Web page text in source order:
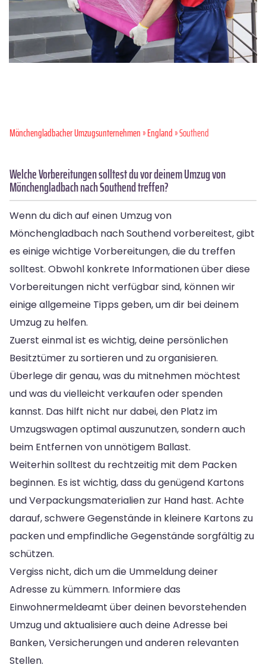
Mönchen­gladbacher Umzugsunternehmen»England» Southend
Welche Vorbereitungen solltest du vor deinem Umzug von
Mönchengladbach nach Southend treffen?
Wenn du dich auf einen Umzug von
Mönchengladbach nach Southend vorbereitest, gibt
es einige wichtige Vorbereitungen, die du treffen
solltest. Obwohl konkrete Informationen über diese
Vorbereitungen nicht verfügbar sind, können wir
einige allgemeine Tipps geben, um dir bei deinem
Umzug zu helfen.
Zuerst einmal ist es wichtig, deine persönlichen
Besitztümer zu sortieren und zu organisieren.
Überlege dir genau, was du mitnehmen möchtest
und was du vielleicht verkaufen oder spenden
kannst. Das hilft nicht nur dabei, den Platz im
Umzugswagen optimal auszunutzen, sondern auch
beim Entfernen von unnötigem Ballast.
Weiterhin solltest du rechtzeitig mit dem Packen
beginnen. Es ist wichtig, dass du genügend Kartons
und Verpackungsmaterialien zur Hand hast. Achte
darauf, schwere Gegenstände in kleinere Kartons zu
packen und empfindliche Gegenstände sorgfältig zu
schützen.
Vergiss nicht, dich um die Ummeldung deiner
Adresse zu kümmern. Informiere das
Einwohnermeldeamt über deinen bevorstehenden
Umzug und aktualisiere auch deine Adresse bei
Banken, Versicherungen und anderen relevanten
Stellen.